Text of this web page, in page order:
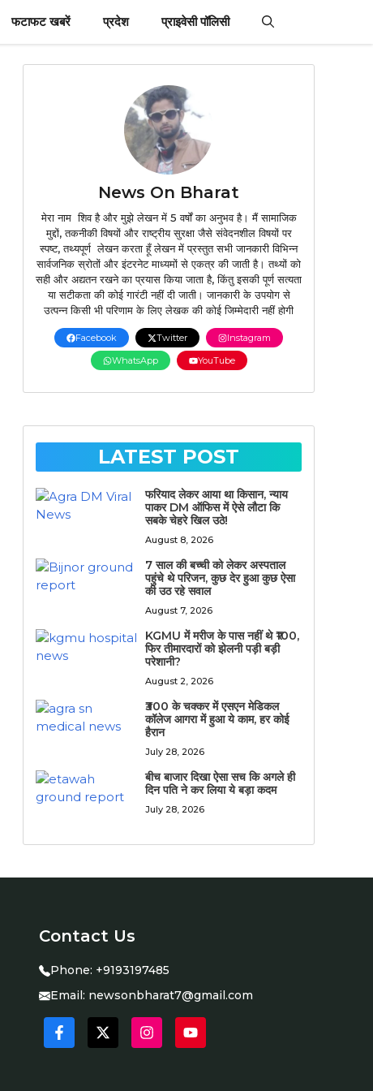
फटाफट खबरें प्रदेश प्राइवेसी पॉलिसी
News On Bharat
मेरा नाम शिव है और मुझे लेखन में 5 वर्षों का अनुभव है। मैं सामाजिक
मुद्दों, तकनीकी विषयों और राष्ट्रीय सुरक्षा जैसे संवेदनशील विषयों पर
स्पष्ट, तथ्यपूर्ण लेखन करता हूँ लेखन में प्रस्तुत सभी जानकारी विभिन्न
सार्वजनिक स्रोतों और इंटरनेट माध्यमों से एकत्र की जाती है। तथ्यों को
सही और अद्यतन रखने का प्रयास किया जाता है, किंतु इसकी पूर्ण सत्यता
या सटीकता की कोई गारंटी नहीं दी जाती। जानकारी के उपयोग से
उत्पन्न किसी भी परिणाम के लिए लेखक की कोई जिम्मेदारी नहीं होगी
Facebook Twitter
Instagram
WhatsApp
YouTube
LATEST POST
फरियाद लेकर आया था किसान, न्याय
पाकर DM ऑफिस में ऐसे लौटा कि
सबके चेहरे खिल उठे!
August 8, 2026
7 साल की बच्ची को लेकर अस्पताल
पहुंचे थे परिजन, कुछ देर हुआ कुछ ऐसा
की उठ रहे सवाल
August 7, 2026
KGMU में मरीज के पास नहीं थे ₹100,
फिर तीमारदारों को झेलनी पड़ी बड़ी
परेशानी?
August 2, 2026
₹300 के चक्कर में एसएन मेडिकल
कॉलेज आगरा में हुआ ये काम, हर कोई
हैरान
July 28, 2026
बीच बाजार दिखा ऐसा सच कि अगले ही
दिन पति ने कर लिया ये बड़ा कदम
July 28, 2026
Contact Us
Phone: +9193197485
Email: newsonbharat7@gmail.com